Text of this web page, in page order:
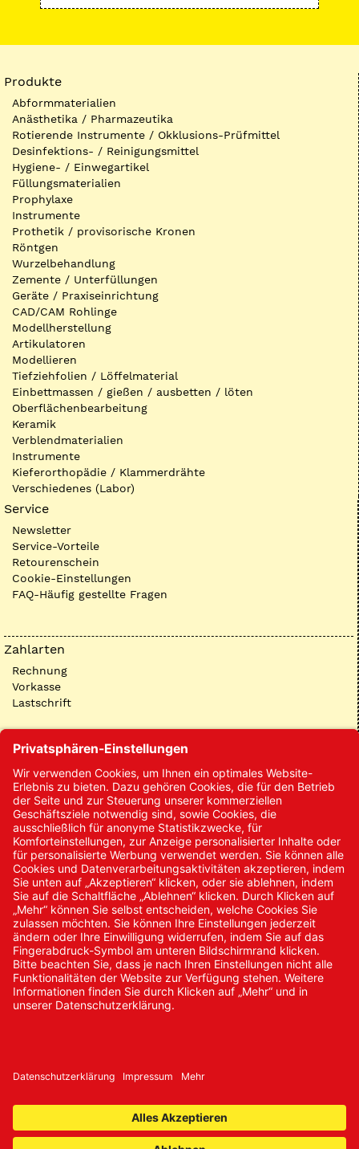
Produkte
Abformmaterialien
Anästhetika / Pharmazeutika
Rotierende Instrumente / Okklusions-Prüfmittel
Desinfektions- / Reinigungsmittel
Hygiene- / Einwegartikel
Füllungsmaterialien
Prophylaxe
Instrumente
Prothetik / provisorische Kronen
Röntgen
Wurzelbehandlung
Zemente / Unterfüllungen
Geräte / Praxiseinrichtung
CAD/CAM Rohlinge
Modellherstellung
Artikulatoren
Modellieren
Tiefziehfolien / Löffelmaterial
Einbettmassen / gießen / ausbetten / löten
Oberflächenbearbeitung
Keramik
Verblendmaterialien
Instrumente
Kieferorthopädie / Klammerdrähte
Verschiedenes (Labor)
Service
Newsletter
Service-Vorteile
Retourenschein
Cookie-Einstellungen
FAQ-Häufig gestellte Fragen
Zahlarten
Rechnung
Vorkasse
Lastschrift
Kontakt
Kontakt/Anfrage
Neukundenanmeldung
Kennwort vergessen
Bestellungen
Sendung verfolgen
© 2024 Promed Vertriebsgesellschaft mbH | Alle Rechte
* Alle Preise zzgl. gesetzlicher Mehrwertsteuer